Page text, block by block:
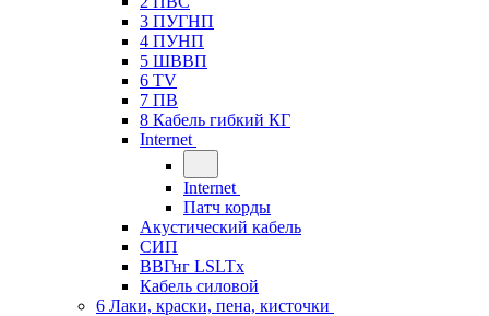
3 ПУГНП
4 ПУНП
5 ШВВП
6 TV
7 ПВ
8 Кабель гибкий КГ
Internet
Internet
Патч корды
Акустический кабель
СИП
ВВГнг LSLTx
Кабель силовой
6 Лаки, краски, пена, кисточки